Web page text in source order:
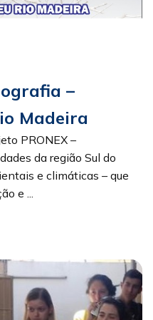
–
Madeira
PRONEX –
da região Sul do
e climáticas – que
e ...